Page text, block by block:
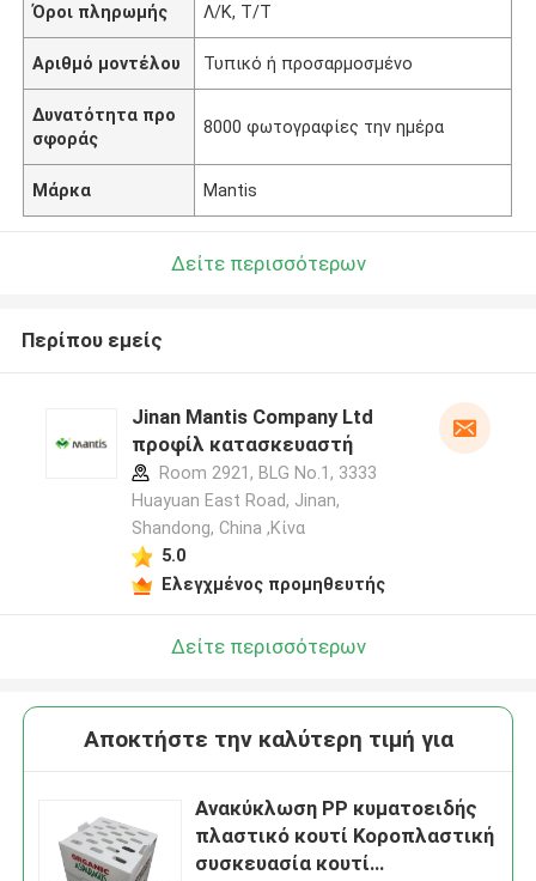
Όροι πληρωμής Λ/Κ, Τ/Τ
Αριθμό μοντέλου Τυπικό ή προσαρμοσμένο
Δυνατότητα προ
σφοράς
8000 φωτογραφίες την ημέρα
Μάρκα Mantis
Δείτε περισσότερων
Περίπου εμείς
Jinan Mantis Company Ltd
προφίλ κατασκευαστή
Room 2921, BLG No.1, 3333
Huayuan East Road, Jinan,
Shandong, China ,Κίνα
5.0
Ελεγχμένος προμηθευτής
Δείτε περισσότερων
Αποκτήστε την καλύτερη τιμή για
Ανακύκλωση PP κυματοειδής
πλαστικό κουτί Κοροπλαστική
συσκευασία κουτί